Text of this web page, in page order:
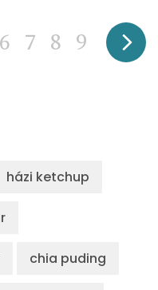
6 7 8 9
házi ketchup
chia puding